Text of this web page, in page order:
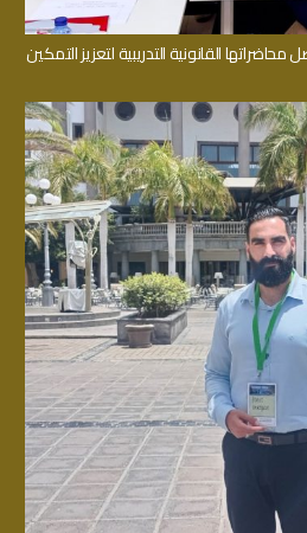
القانونية التدريبية لتعزيز التمكين